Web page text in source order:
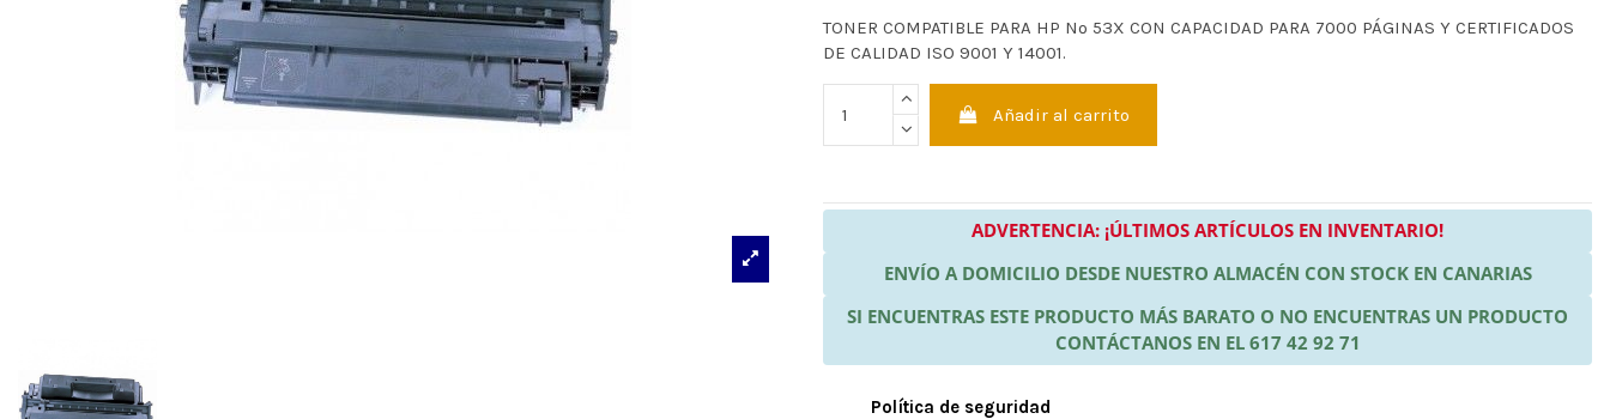
TONER COMPATIBLE PARA HP Nº 53X CON CAPACIDAD PARA 7000 PÁGINAS Y CERTIFICADOS
DE CALIDAD ISO 9001 Y 14001.
Añadir al carrito
ADVERTENCIA: ¡ÚLTIMOS ARTÍCULOS EN INVENTARIO!
ENVÍO A DOMICILIO DESDE NUESTRO ALMACÉN CON STOCK EN CANARIAS
SI ENCUENTRAS ESTE PRODUCTO MÁS BARATO O NO ENCUENTRAS UN PRODUCTO
CONTÁCTANOS EN EL 617 42 92 71
Política de seguridad